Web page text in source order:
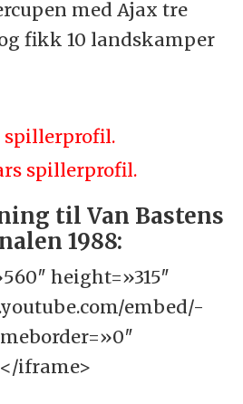
med Ajax tre
og fikk 10 landskamper
spillerprofil.
spillerprofil.
til Van Bastens
1988:
height=»315″
embed/-
iframe>